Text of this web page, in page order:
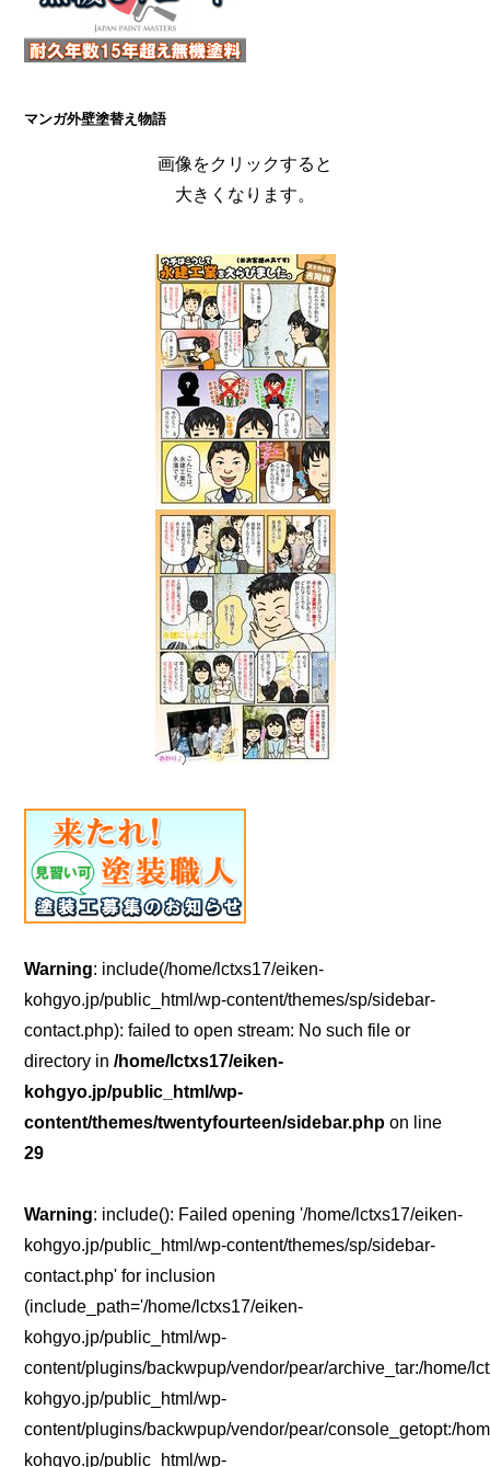
マンガ外壁塗替え物語
画像をクリックすると
大きくなります。
Warning: include(/home/lctxs17/eiken-
kohgyo.jp/public_html/wp-content/themes/sp/sidebar-
contact.php): failed to open stream: No such file or
directory in/home/lctxs17/eiken-
kohgyo.jp/public_html/wp-
content/themes/twentyfourteen/sidebar.php on line
29
Warning: include(): Failed opening '/home/lctxs17/eiken-
kohgyo.jp/public_html/wp-content/themes/sp/sidebar-
contact.php' for inclusion
(include_path='/home/lctxs17/eiken-
kohgyo.jp/public_html/wp-
content/plugins/backwpup/vendor/pear/archive_tar:/home/
kohgyo.jp/public_html/wp-
content/plugins/backwpup/vendor/pear/console_getopt:/
kohgyo.jp/public_html/wp-